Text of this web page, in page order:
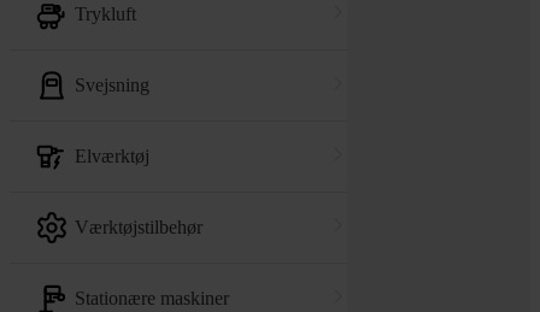
trykluft
svejsning
elværktøj
værktøjstilbehør
stationære maskiner